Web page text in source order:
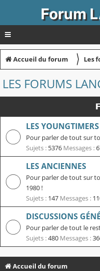
Forum
Accueil du forum 〉 Les
LES FORUMS
LES
Pour parler de tout sur
Sujets : 5376 Messages :
LES ANCIENNES
Pour parler de tout sur
1980 !
Sujets : 147 Messages :
DISCUSSIONS
Pour parler de tout le
Sujets :480 Messages :
Accueil du forum